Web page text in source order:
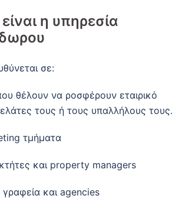
η υπηρεσία
δωρου
σε:
θέλουν να ροσφέρουν εταιρικό
τους ή τους υπαλλήλους τους.
τμήματα
και property managers
και agencies